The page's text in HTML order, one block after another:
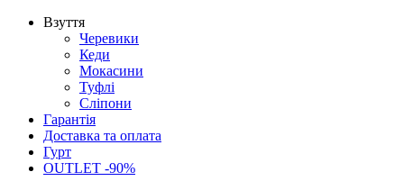
Взуття
Черевики
Кеди
Мокасини
Туфлі
Сліпони
Гарантія
Доставка та оплата
Гурт
OUTLET -90%